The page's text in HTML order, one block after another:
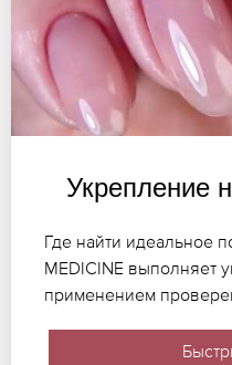
Укрепление
Где найти идеальное
MEDICINE выполняет
применением